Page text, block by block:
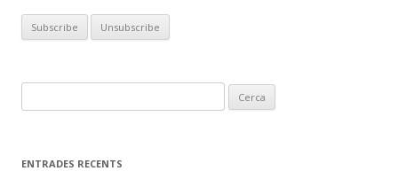
ENTRADES RECENTS